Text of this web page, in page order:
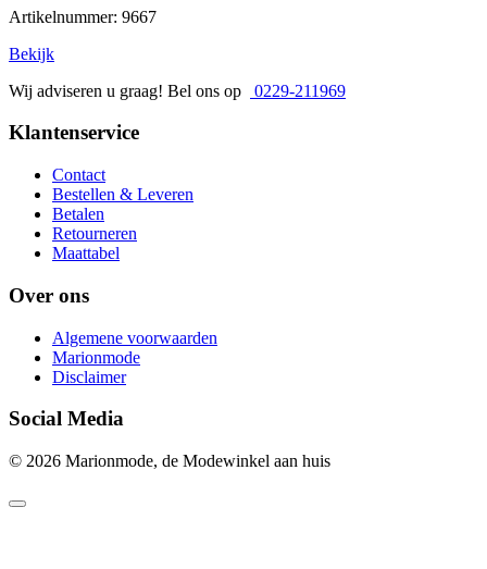
Artikelnummer: 9667
Bekijk
Wij adviseren u graag! Bel ons op
0229-211969
Klantenservice
Contact
Bestellen & Leveren
Betalen
Retourneren
Maattabel
Over ons
Algemene voorwaarden
Marionmode
Disclaimer
Social Media
© 2026 Marionmode, de Modewinkel aan huis